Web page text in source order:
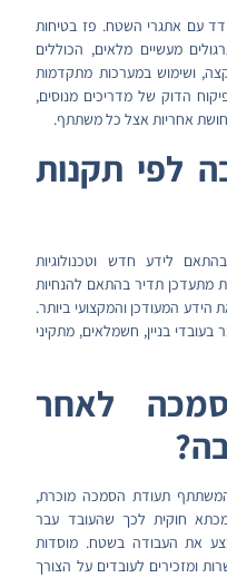
עם אתגרי השטח. פז בטיחות
מעשיים מלאים, הכוללים
ושימוש במערכות מתקדמות
הדוק של מדריכים מנוסים,
אחריות אצל כל משתתף.
לפי תקנות
לידע חדש וטכנולוגיות
מתעדכן תדיר בהתאם להנחיות
המעודכן והמקצועי ביותר.
בניין, חשמלאים, מתקיני
לאחר
תעודת הסמכה מוכרת,
חוקית לכך שהעובד עבר
את העבודה בשטח. מוסדות
ומזכירים לעובדים על הצורך